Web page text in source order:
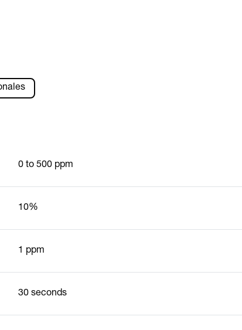
0 to 500 ppm
10%
1 ppm
30 seconds